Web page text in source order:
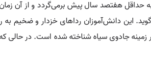
حداقل هفتصد سال پیش برمی‌گردد و از آن
این دانش‌آموزان رداهای خزدار و ضخیم به
جادوی سیاه شناخته شده است. در حالی